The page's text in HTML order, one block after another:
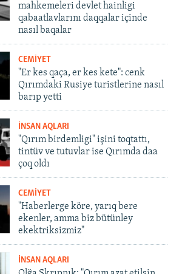
mahkemeleri devlet hainligi
qabaatlavlarını daqqalar içinde
nasıl baqalar
CEMİYET
"Er kes qaça, er kes kete": cenk
Qırımdaki Rusiye turistlerine nasıl
barıp yetti
İNSAN AQLARI
"Qırım birdemligi" işini toqtattı,
tintüv ve tutuvlar ise Qırımda daa
çoq oldı
CEMİYET
"Haberlerge köre, yarıq bere
ekenler, amma biz bütünley
ekektriksizmiz"
İNSAN AQLARI